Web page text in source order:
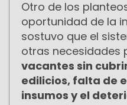
Otro de los
oportunidad de la
sostuvo que el
otras necesidades
vacantes sin
edilicios, falta de
insumos y el